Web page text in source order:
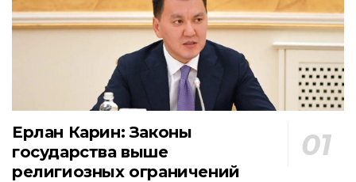
Ерлан Карин: Законы
государства выше
религиозных ограничений